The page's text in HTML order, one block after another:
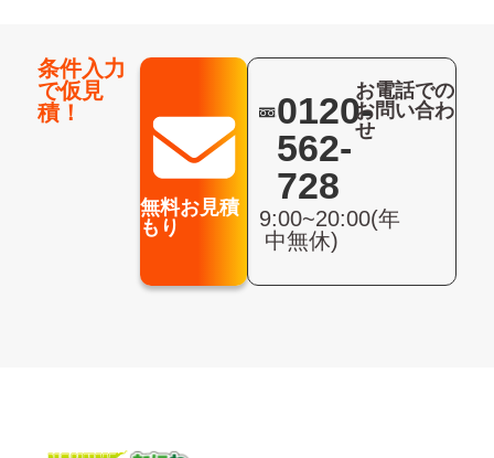
条件入力
で仮見
積！
無料お見積
もり
0120-
562-
728
9:00~20:00(年
中無休)
お電話での
お問い合わ
せ